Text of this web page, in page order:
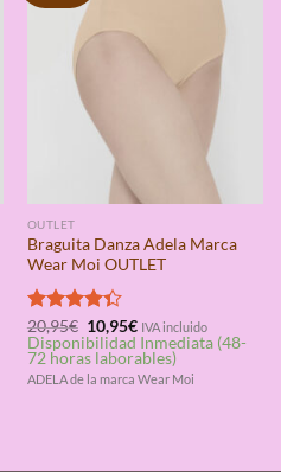
OUTLET
Braguita Danza Adela Marca
Wear Moi OUTLET
Valorado
con4.33
de 5
20,95€ El
precio
original
era:
20,95€.
10,95€El
precio
actual
es:
10,95€.
IVA incluido
Disponibilidad Inmediata (48-
72 horas laborables)
ADELA de la marca Wear Moi